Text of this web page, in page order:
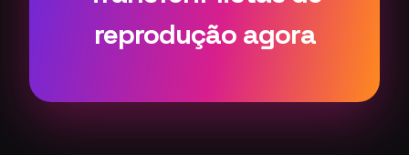
reprodução agora